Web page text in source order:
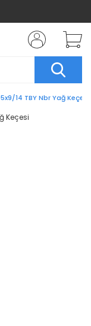
14 TBY Nbr Yağ Keçesi